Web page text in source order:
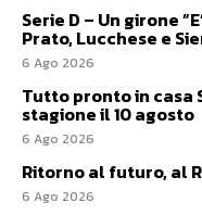
Serie D – Un girone
Prato, Lucchese e
6 Ago 2026
Tutto pronto in casa
stagione il 10 agosto
6 Ago 2026
Ritorno al futuro, al
6 Ago 2026